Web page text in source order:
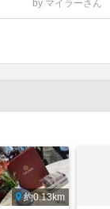
by マイラーさん
約0.13km